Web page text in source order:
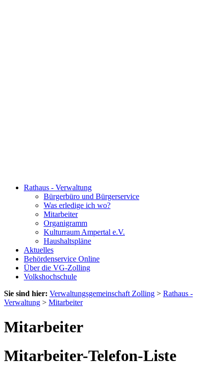
Rathaus - Verwaltung
Bürgerbüro und Bürgerservice
Was erledige ich wo?
Mitarbeiter
Organigramm
Kulturraum Ampertal e.V.
Haushaltspläne
Aktuelles
Behördenservice Online
Über die VG-Zolling
Volkshochschule
Sie sind hier: Verwaltungsgemeinschaft Zolling > Rathaus -
Verwaltung > Mitarbeiter
Mitarbeiter
Mitarbeiter-Telefon-Liste